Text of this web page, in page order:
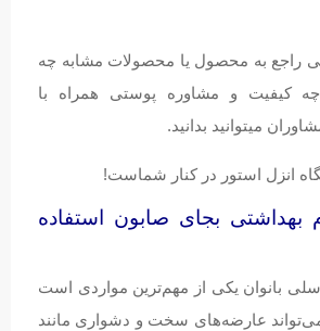
راجع به محصول یا محصولات مشابه چه
کیفیت و مشاوره پوستی همراه با
میتوانید بدانید.
انزل استور در کنار شماست!
بهداشتی بجای صابون استفاده
بانوان یکی از مهم‌ترین مواردی است
عارضه‌های سخت و دشواری مانند